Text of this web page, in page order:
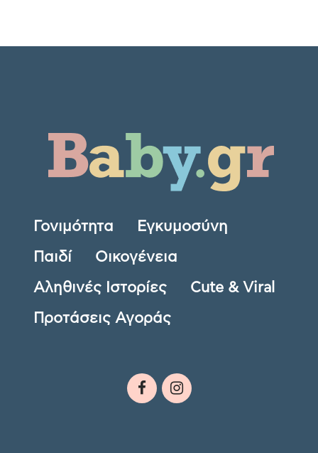
Γονιμότητα Εγκυμοσύνη
Παιδί Οικογένεια
Αληθινές Ιστορίες Cute & Viral
Προτάσεις Αγοράς